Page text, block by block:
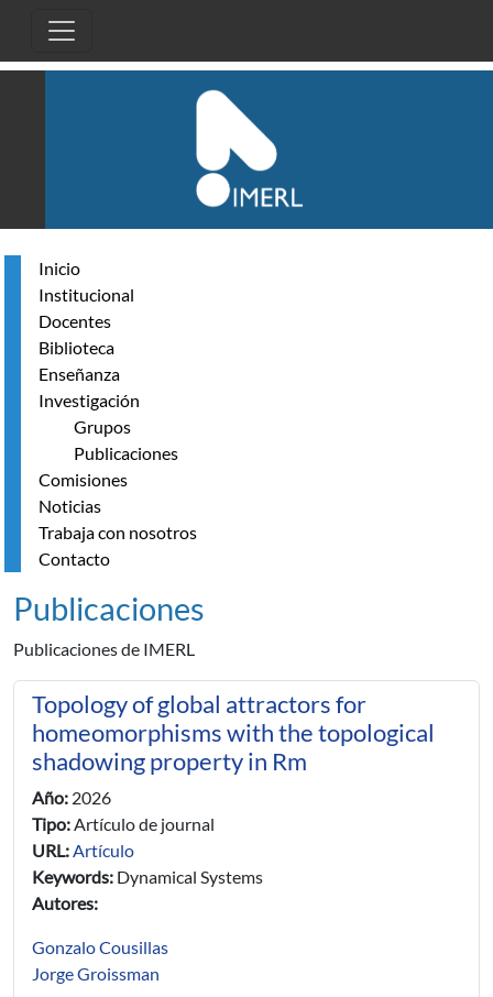
Inicio
Institucional
Docentes
Biblioteca
Enseñanza
Investigación
Grupos
Publicaciones
Comisiones
Noticias
Trabaja con nosotros
Contacto
Publicaciones
Publicaciones de IMERL
Topology of global attractors for
homeomorphisms with the topological
shadowing property in Rm
Año: 2026
Tipo:Artículo de journal
URL:Artículo
Keywords: Dynamical Systems
Autores:
Gonzalo Cousillas
Jorge Groissman